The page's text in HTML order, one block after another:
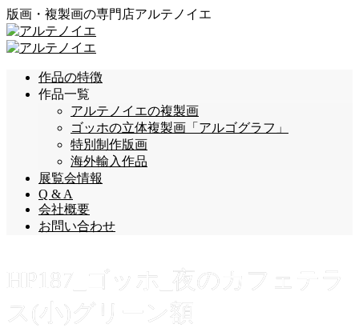
版画・複製画の専門店アルテノイエ
作品の特徴
作品一覧
アルテノイエの複製画
ゴッホの立体複製画「アルゴグラフ」
特別制作版画
海外輸入作品
展覧会情報
Q & A
会社概要
お問い合わせ
HP187_ゴッホ_夜のカフェテラ
ス(小)グリーン額